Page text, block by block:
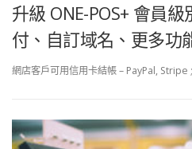
升級 ONE-POS+ 會員
付、自訂域名、更多功
網店客戶可用信用卡結帳 – PayPal, Stripe